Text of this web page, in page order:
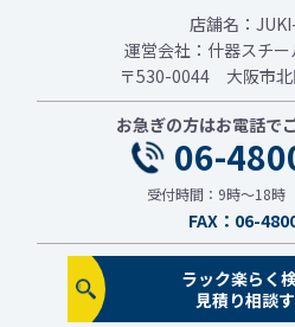
店舗名：
運営会社：什器スチ
〒530-0044 大阪市
お急ぎの方はお電話で
06-
受付時間：9時～18時
FAX：06-
ラック楽らく
見積り相談